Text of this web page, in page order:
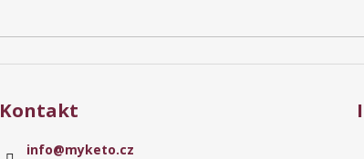
Kontakt
info@myketo.cz